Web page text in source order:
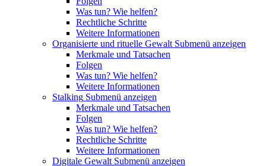
Was tun? Wie helfen?
Rechtliche Schritte
Weitere Informationen
Organisierte und rituelle Gewalt Submenü anzeigen
Merkmale und Tatsachen
Folgen
Was tun? Wie helfen?
Weitere Informationen
Stalking Submenü anzeigen
Merkmale und Tatsachen
Folgen
Was tun? Wie helfen?
Rechtliche Schritte
Weitere Informationen
Digitale Gewalt Submenü anzeigen